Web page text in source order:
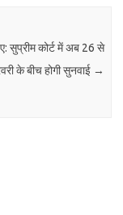
सुप्रीम कोर्ट में अब 26 से
के बीच होगी सुनवाई →